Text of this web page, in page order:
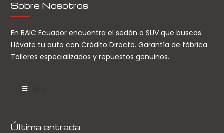
Sobre Nosotros
En BAIC Ecuador encuentra el sedán o SUV que buscas.
Llévate tu auto con Crédito Directo. Garantía de fábrica.
Talleres especializados y repuestos genuinos.
Última entrada